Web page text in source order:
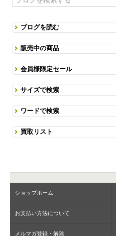
ブログを読む
販売中の商品
会員様限定セール
サイズで検索
ワードで検索
買取リスト
ショップホーム
お支払い方法について
メルマガ登録・解除